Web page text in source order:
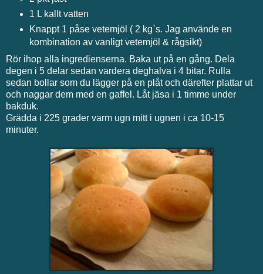
1 L kallt vatten
Knappt 1 påse vetemjöl ( 2 kg`s. Jag använde en
kombination av vanligt vetemjöl & rågsikt)
Rör ihop alla ingredienserna. Baka ut på en gång. Dela
degen i 5 delar sedan vardera deghalva i 4 bitar. Rulla
sedan bollar som du lägger på en plåt och därefter plattar ut
och naggar dem med en gaffel. Låt jäsa i 1 timme under
bakduk.
Grädda i 225 grader varm ugn mitt i ugnen i ca 10-15
minuter.